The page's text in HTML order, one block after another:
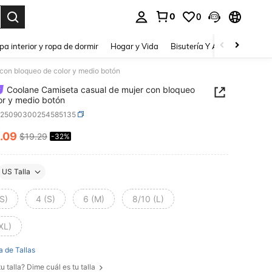
0 0
interior y ropa de dormir Hogar y Vida Bisutería Y Accesorios
bloqueo de color y medio botón
Coolane Camiseta casual de mujer con bloqueo
y medio botón
AND AVAILABILITY
.09 $19.29 -32%
US Talla
4 (S) 6 (M) 8/10 (L)
de Tallas
talla? Dime cuál es tu talla